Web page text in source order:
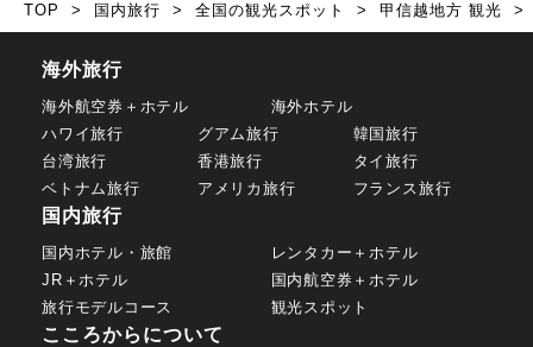
TOP 国内旅行 全国の観光スポット 甲信越地方 観光
海外旅行
海外航空券＋ホテル
海外ホテル
ハワイ旅行
グアム旅行
韓国旅行
台湾旅行
香港旅行
タイ旅行
ベトナム旅行
アメリカ旅行 フランス旅行
国内旅行
国内ホテル・旅館
レンタカー＋ホテル
JR＋ホテル
国内航空券＋ホテル
旅行モデルコース
観光スポット
こころからについて